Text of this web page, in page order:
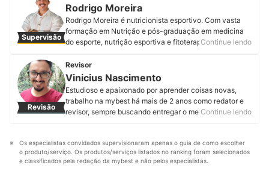
Supervisão
Rodrigo Moreira
Rodrigo Moreira é nutricionista esportivo. Com vasta
formação em Nutrição e pós-graduação em medicina
do esporte, nutrição esportiva e fitoterapia, foi
coordenador de cursos de pós-graduação. Acompanhe
Rodrigo no Instagram, YouTube, LinkedIn, Facebook e
em seu site.
Perfil de Rodrigo Moreira
Continue lendo
Revisão
Revisor
Vinicius Nascimento
Estudioso e apaixonado por aprender coisas novas,
trabalho na mybest há mais de 2 anos como redator e
revisor, sempre buscando entregar o melhor conteúdo
atualizações. Durante esses anos criando conteúdo fui
me apaixonando por alguns segmentos, como
informática, nutrição e tudo que envolve a paternidade
Continue lendo
Os especialistas convidados supervisionaram apenas o guia de como escolher
o produto/serviço. Os produtos/serviços listados no ranking foram selecionados
e classificados pela redação da mybest e não pelos especialistas.